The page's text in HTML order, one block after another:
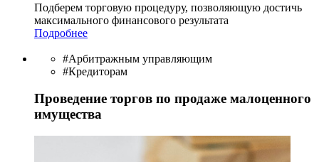
Подберем торговую процедуру, позволяющую достичь
максимального финансового результата
Подробнее
#Арбитражным управляющим
#Кредиторам
Проведение торгов по продаже малоценного
имущества